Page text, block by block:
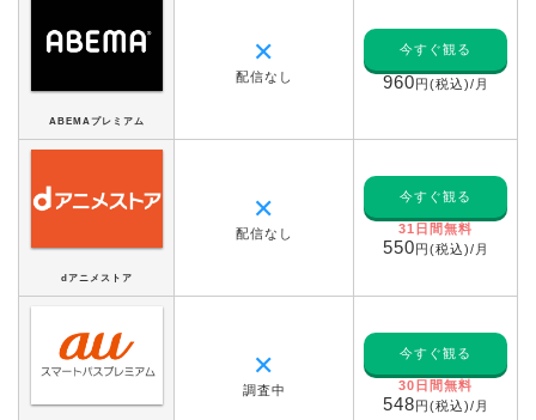
ABEMAプレミアム
✕
配信なし
今すぐ観る
960円(税込)/月
dアニメストア
✕
配信なし
今すぐ観る
31日間無料
550円(税込)/月
✕
調査中
今すぐ観る
30日間無料
548円(税込)/月